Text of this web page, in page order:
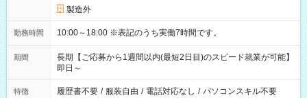
製造外
勤務時間 10:00～18:00 ※表記のうち実働7時間です。
期間
長期【ご応募から1週間以内(最短2日目)のスピード就業が可能】
即日～
特徴 履歴書不要 / 服装自由 / 電話対応なし / パソコンスキル不要